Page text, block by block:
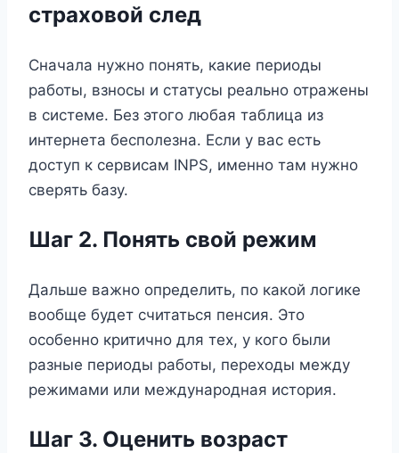
страховой след
Сначала нужно понять, какие периоды
работы, взносы и статусы реально отражены
в системе. Без этого любая таблица из
интернета бесполезна. Если у вас есть
доступ к сервисам INPS, именно там нужно
сверять базу.
Шаг 2. Понять свой режим
Дальше важно определить, по какой логике
вообще будет считаться пенсия. Это
особенно критично для тех, у кого были
разные периоды работы, переходы между
режимами или международная история.
Шаг 3. Оценить возраст